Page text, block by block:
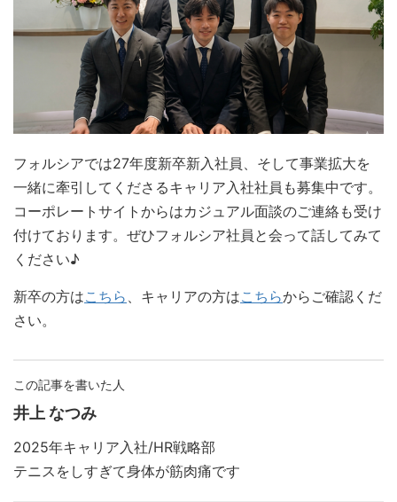
フォルシアでは27年度新卒新入社員、そして事業拡大を
一緒に牽引してくださるキャリア入社社員も募集中です。
コーポレートサイトからはカジュアル面談のご連絡も受け
付けております。ぜひフォルシア社員と会って話してみて
ください♪
新卒の方はこちら 、キャリアの方はこちらからご確認くだ
さい。
この記事を書いた人
井上 なつみ
2025年キャリア入社/HR戦略部
テニスをしすぎて身体が筋肉痛です